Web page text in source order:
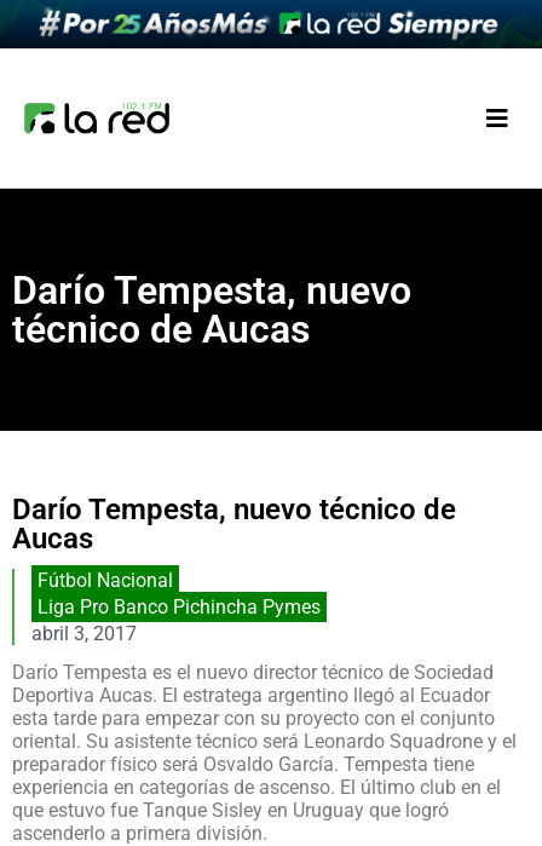
Darío Tempesta, nuevo
técnico de Aucas
Darío Tempesta, nuevo técnico de
Aucas
Fútbol Nacional
Liga Pro Banco Pichincha Pymes
abril 3, 2017
Darío Tempesta es el nuevo director técnico de Sociedad
Deportiva Aucas. El estratega argentino llegó al Ecuador
esta tarde para empezar con su proyecto con el conjunto
oriental. Su asistente técnico será Leonardo Squadrone y el
preparador físico será Osvaldo García. Tempesta tiene
experiencia en categorías de ascenso. El último club en el
que estuvo fue Tanque Sisley en Uruguay que logró
ascenderlo a primera división.